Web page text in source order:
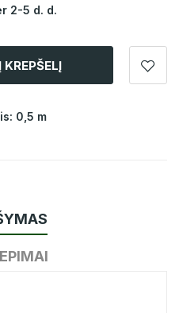
2-5 d. d.
Į KREPŠELĮ
0,5 m